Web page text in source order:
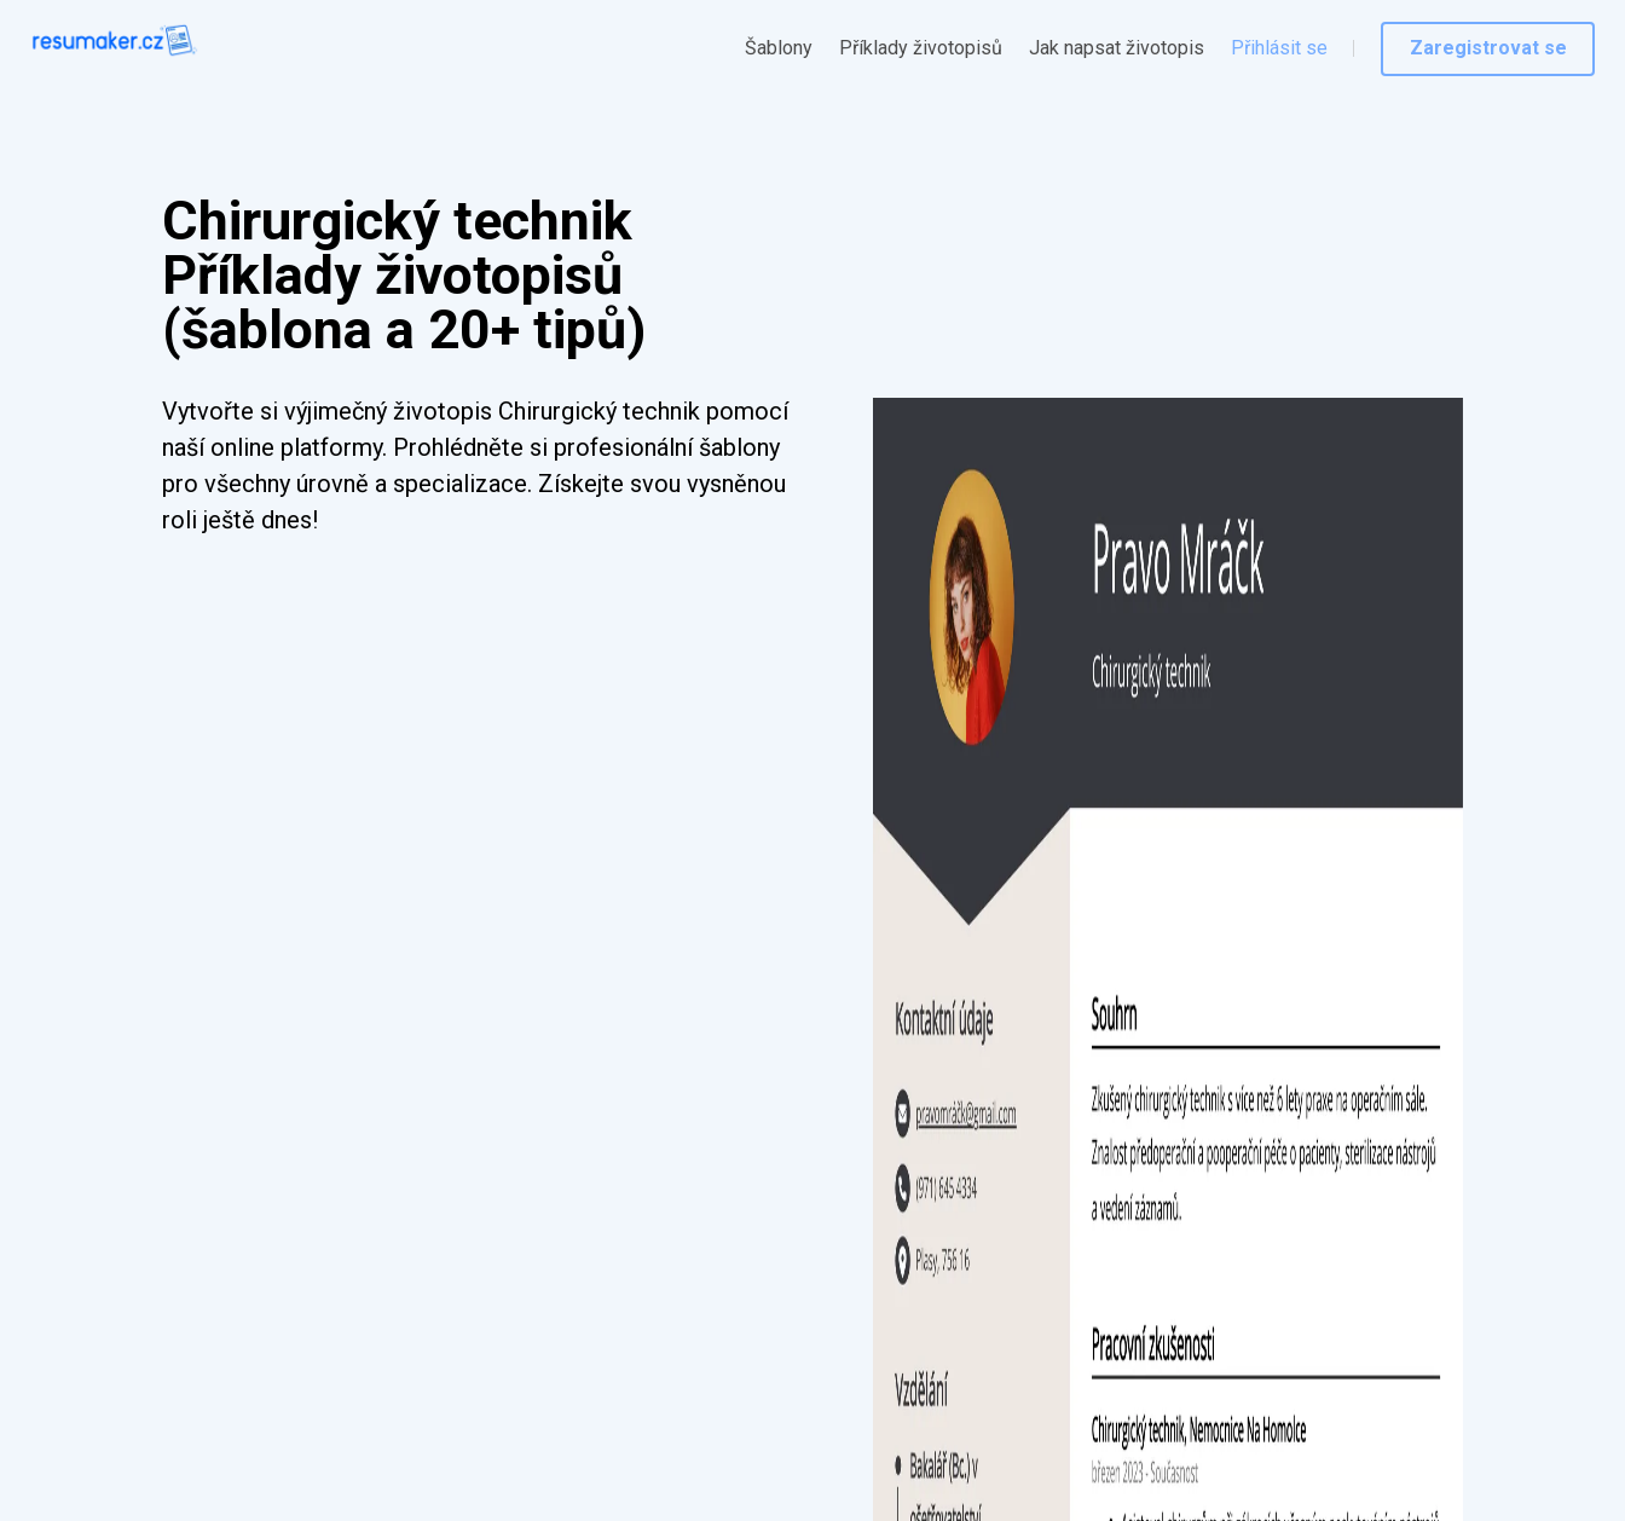
Šablony Příklady životopisů Jak napsat životopis Přihlásit se Zaregistrovat se
Chirurgický technik
Příklady životopisů
(šablona a 20+ tipů)
Vytvořte si výjimečný životopis Chirurgický technik pomocí
naší online platformy. Prohlédněte si profesionální šablony
pro všechny úrovně a specializace. Získejte svou vysněnou
roli ještě dnes!